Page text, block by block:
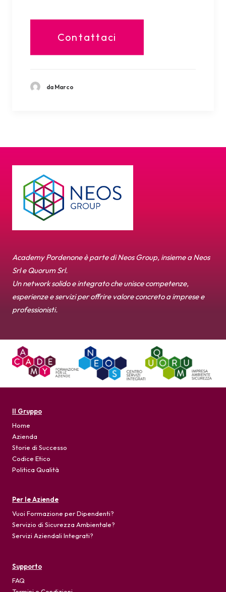
Contattaci
da Marco
Academy Pordenone è parte di Neos Group, insieme a Neos
Srl e Quorum Srl.
Un network solido e integrato che unisce competenze,
esperienze e servizi per offrire valore concreto a imprese e
professionisti.
Il Gruppo
Home
Azienda
Storie di Successo
Codice Etico
Politica Qualità
Per le Aziende
Vuoi Formazione per Dipendenti?
Servizio di Sicurezza Ambientale?
Servizi Aziendali Integrati?
Supporto
FAQ